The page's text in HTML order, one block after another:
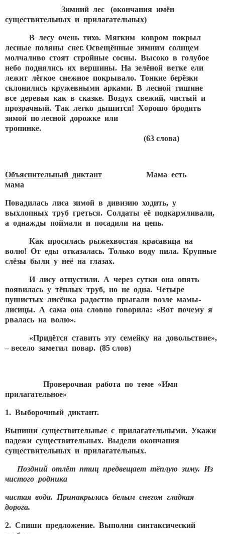
Зимний лес
(окончания имён
существительных и прилагательных)
В лесу очень тихо. Мягким ковром покрыл
лесные поляны снег. Освещённые зимним солнцем
молчаливо стоят стройные сосны. Высоко в голубое
небо поднялись их вершины. На зелёной ветке ели
лежит лёгкое снежное покрывало. Тонкие берёзки
склонились кружевными арками. В лесной тишине
все деревья как в сказке. Воздух свежий, чистый и
прозрачный. Так легко дышится! Хорошо бродить
зимой по лесной дорожке или
тропинке.
(63 слова)
Объяснительный диктант
Мама есть
мама
Повадилась лиса зимой в дивизию ходить, у
выхлопных труб греться. Солдаты её подкармливали,
а однажды поймали и посадили на цепь.
Как просилась рыжехвостая красавица на
волю! От еды отказалась. Только воду пила. Крупные
слёзы были у неё на глазах.
И лису отпустили. А через сутки она опять
появилась у тёплых труб, но не одна. Четыре
пушистых лисёнка радостно прыгали возле мамы-
лисицы. А сама она словно говорила: «Вот почему я
рвалась на волю».
«Придётся ставить эту семейку на довольствие»,
– весело заметил повар. (85 слов)
Проверочная работа по теме «Имя
прилагательное»
1. Выборочный диктант.
Выпиши существительные с прилагательными. Укажи
падежи существительных. Выдели окончания
существительных и прилагательных.
Поздний отлёт птиц предвещает тёплую зиму. Из
чистого родника
чистая вода. Принакрылась белым снегом гладкая
дорога.
2. Спиши предложение. Выполни синтаксический